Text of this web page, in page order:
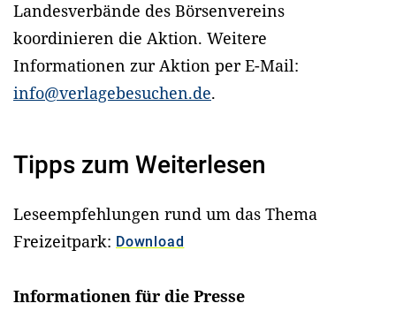
Landesverbände des Börsenvereins
koordinieren die Aktion. Weitere
Informationen zur Aktion per E-Mail:
info@verlagebesuchen.de.
Tipps zum Weiterlesen
Leseempfehlungen rund um das Thema
Freizeitpark: Download
Informationen für die Presse